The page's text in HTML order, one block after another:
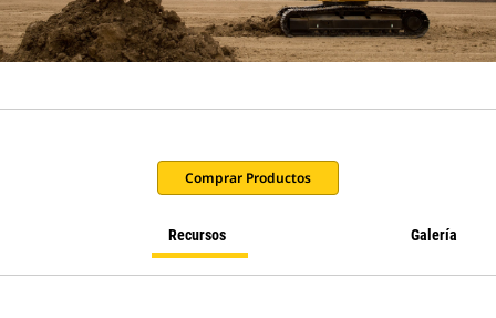
Comprar Productos
Recursos Galería